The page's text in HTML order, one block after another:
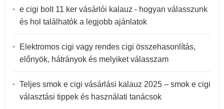
e cigi bolt 11 ker vásárlói kalauz - hogyan válasszunk
és hol találhatók a legjobb ajánlatok
Elektromos cigi vagy rendes cigi összehasonlítás,
előnyök, hátrányok és melyiket válasszam
Teljes smok e cigi vásárlási kalauz 2025 – smok e cigi
választási tippek és használati tanácsok